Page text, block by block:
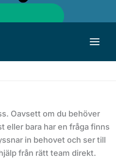
Oavsett om du behöver
eller bara har en fråga finns
in behovet och ser till
från rätt team direkt.